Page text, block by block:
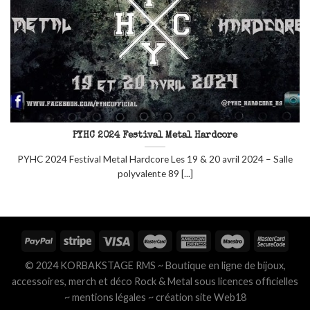
PYHC 2024 Festival Metal Hardcore
PYHC 2024 Festival Metal Hardcore Les 19 & 20 avril 2024 – Salle
polyvalente 89 [...]
© 2024 KORBAKSTAGE RMS ~ Boutique en ligne de bijoux,
accessoires, merch et déco Rock & Metal sous licences officielles
~mentions légales ~ création site Web18